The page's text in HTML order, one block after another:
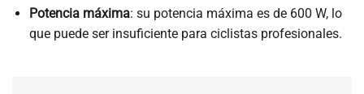
Potencia máxima: su potencia máxima es de 600 W, lo
que puede ser insuficiente para ciclistas profesionales.